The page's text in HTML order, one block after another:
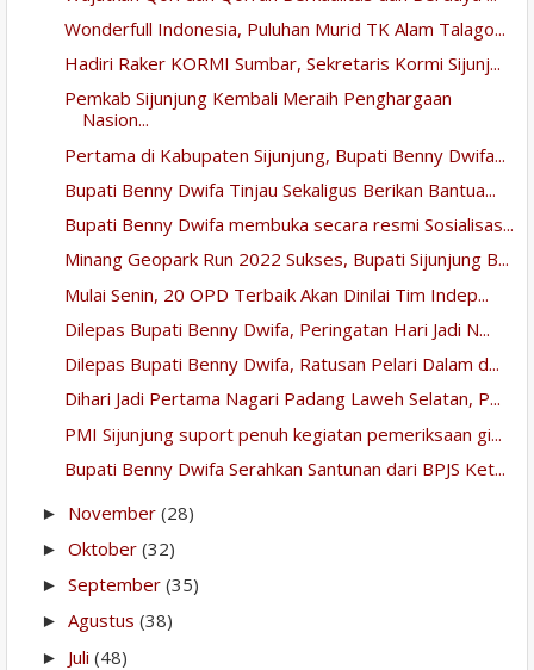
Wonderfull Indonesia, Puluhan Murid TK Alam Talago...
Hadiri Raker KORMI Sumbar, Sekretaris Kormi Sijunj...
Pemkab Sijunjung Kembali Meraih Penghargaan
Nasion...
Pertama di Kabupaten Sijunjung, Bupati Benny Dwifa...
Bupati Benny Dwifa Tinjau Sekaligus Berikan Bantua...
Bupati Benny Dwifa membuka secara resmi Sosialisas...
Minang Geopark Run 2022 Sukses, Bupati Sijunjung B...
Mulai Senin, 20 OPD Terbaik Akan Dinilai Tim Indep...
Dilepas Bupati Benny Dwifa, Peringatan Hari Jadi N...
Dilepas Bupati Benny Dwifa, Ratusan Pelari Dalam d...
Dihari Jadi Pertama Nagari Padang Laweh Selatan, P...
PMI Sijunjung suport penuh kegiatan pemeriksaan gi...
Bupati Benny Dwifa Serahkan Santunan dari BPJS Ket...
► November (28)
► Oktober (32)
► September (35)
► Agustus (38)
► Juli (48)